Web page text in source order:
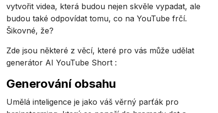
vytvořit videa, která budou nejen skvěle vypadat, ale
budou také odpovídat tomu, co na YouTube frčí.
Šikovné, že?
Zde jsou některé z věcí, které pro vás může udělat
generátor AI YouTube Short :
Generování obsahu
Umělá inteligence je jako váš věrný parťák pro